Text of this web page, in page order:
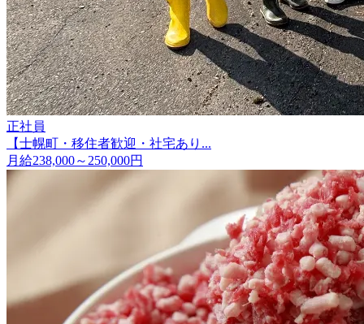
正社員
【士幌町・移住者歓迎・社宅あり...
月給238,000～250,000円